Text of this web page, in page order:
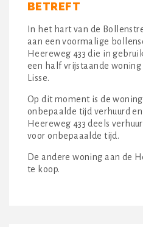
BETREFT
In het hart van de
aan een voormalige
Heereweg 433 die in
een half vrijstaande woning
Lisse.
Op dit moment is de
onbepaalde tijd verhuurd
Heereweg 433 deels
voor onbepaaalde tijd.
De andere woning aan de
te koop.